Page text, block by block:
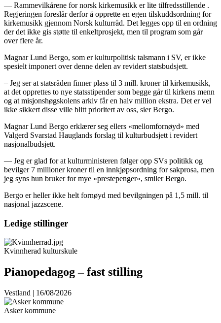
— Rammevilkårene for norsk kirkemusikk er lite tilfredsstillende .
Regjeringen foreslår derfor å opprette en egen tilskuddsordning for
kirkemusikk gjennom Norsk kulturråd. Det legges opp til en ordning
der det ikke gis støtte til enkelt­prosjekt, men til program som går
over flere år.
Magnar Lund Bergo, som er kulturpolitisk talsmann i SV, er ikke
spesielt imponert over denne delen av revidert statsbudsjett.
– Jeg ser at statsråden finner plass til 3 mill. kroner til kirkemusikk,
at det opprettes to nye statsstipender som begge går til kirkens menn
og at misjonshøgskolens arkiv får en halv million ekstra. Det er vel
ikke sikkert disse ville blitt prioritert av oss, sier Bergo.
Magnar Lund Bergo erklærer seg ellers «mellomfornøyd» med
Valgerd Svarstad Hauglands forslag til kulturbudsjett i revidert
nasjonalbudsjett.
— Jeg er glad for at kulturministeren følger opp SVs politikk og
bevilger 7 millioner kroner til en innkjøpsordning for sakprosa, men
jeg syns hun bruker for mye «prestepenger», smiler Bergo.
Bergo er heller ikke helt fornøyd med bevilgningen på 1,5 mill. til
nasjonal jazzscene.
Ledige stillinger
Kvinnherad kulturskule
Pianopedagog – fast stilling
Vestland | 16/08/2026
Asker kommune